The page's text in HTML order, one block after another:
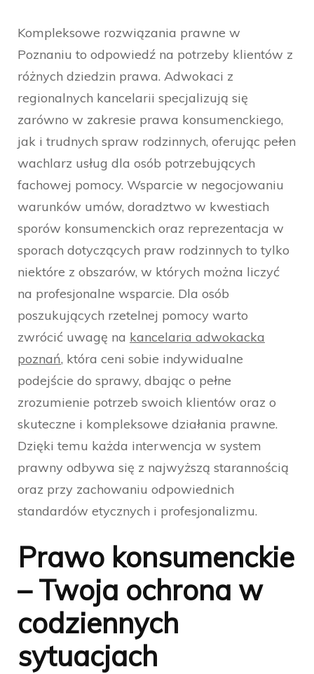
Kompleksowe rozwiązania prawne w
Poznaniu to odpowiedź na potrzeby klientów z
różnych dziedzin prawa. Adwokaci z
regionalnych kancelarii specjalizują się
zarówno w zakresie prawa konsumenckiego,
jak i trudnych spraw rodzinnych, oferując pełen
wachlarz usług dla osób potrzebujących
fachowej pomocy. Wsparcie w negocjowaniu
warunków umów, doradztwo w kwestiach
sporów konsumenckich oraz reprezentacja w
sporach dotyczących praw rodzinnych to tylko
niektóre z obszarów, w których można liczyć
na profesjonalne wsparcie. Dla osób
poszukujących rzetelnej pomocy warto
zwrócić uwagę na kancelaria adwokacka
poznań, która ceni sobie indywidualne
podejście do sprawy, dbając o pełne
zrozumienie potrzeb swoich klientów oraz o
skuteczne i kompleksowe działania prawne.
Dzięki temu każda interwencja w system
prawny odbywa się z najwyższą starannością
oraz przy zachowaniu odpowiednich
standardów etycznych i profesjonalizmu.
Prawo konsumenckie
– Twoja ochrona w
codziennych
sytuacjach